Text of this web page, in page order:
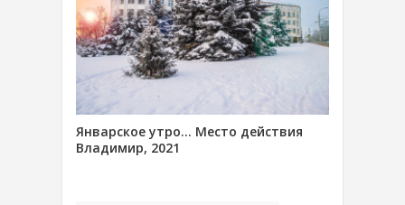
Январское утро… Место действия
Владимир, 2021